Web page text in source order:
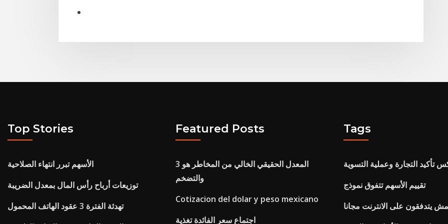
Top Stories
الأسهم تبرر انتهاء الصلاحية
توزيعات أرباح رأس المال بمعدل الضريبة
تهدئة الفترة 3 عقود الهاتف المحمول
Featured Posts
المعدل الحقيقي الخالي من المخاطر هو 3
والتضخم
Cotizacion del dolar y peso mexicano
اجتماع سعر الفائدة تغذية
Tags
تأكيد التجارة وعملية التسوية
تقييم الأسهم تتفوق نموذج
يتدفقون على الانترنت مجانا